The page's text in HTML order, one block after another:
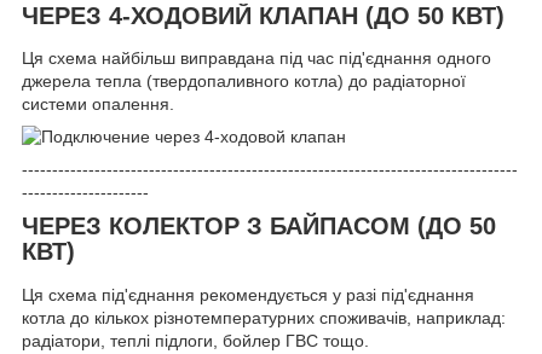
ЧЕРЕЗ 4-ХОДОВИЙ КЛАПАН (ДО 50 КВТ)
Ця схема найбільш виправдана під час під'єднання одного
джерела тепла (твердопаливного котла) до радіаторної
системи опалення.
----------------------------------------------------------------------------------
---------------------
ЧЕРЕЗ КОЛЕКТОР З БАЙПАСОМ (ДО 50
КВТ)
Ця схема під'єднання рекомендується у разі під'єднання
котла до кількох різнотемпературних споживачів, наприклад:
радіатори, теплі підлоги, бойлер ГВС тощо.